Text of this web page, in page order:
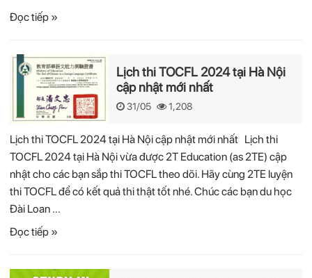
Đọc tiếp »
Lịch thi TOCFL 2024 tại Hà Nội
cập nhật mới nhất
31/05 1,208
Lịch thi TOCFL 2024 tại Hà Nội cập nhật mới nhất Lịch thi
TOCFL 2024 tại Hà Nội vừa được 2T Education (as 2TE) cập
nhật cho các bạn sắp thi TOCFL theo dõi. Hãy cùng 2TE luyện
thi TOCFL để có kết quả thi thật tốt nhé. Chúc các bạn du học
Đài Loan …
Đọc tiếp »